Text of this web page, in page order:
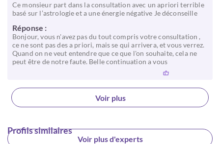
Ce monsieur part dans la consultation avec un apriori terrible
basé sur l’astrologie et a une énergie négative Je déconseille
Réponse :
Bonjour, vous n'avez pas du tout compris votre consultation ,
ce ne sont pas des a priori, mais se qui arrivera, et vous verrez.
Quand on ne veut entendre que ce que l'on souhaite, cela ne
peut être de notre faute. Belle continuation a vous
Voir plus
Profils similaires
Voir plus d'experts